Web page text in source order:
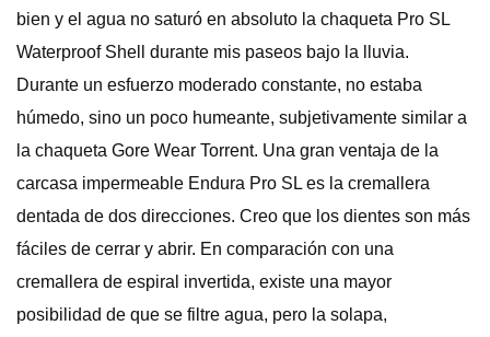
bien y el agua no saturó en absoluto la chaqueta Pro SL
Waterproof Shell durante mis paseos bajo la lluvia.
Durante un esfuerzo moderado constante, no estaba
húmedo, sino un poco humeante, subjetivamente similar a
la chaqueta Gore Wear Torrent. Una gran ventaja de la
carcasa impermeable Endura Pro SL es la cremallera
dentada de dos direcciones. Creo que los dientes son más
fáciles de cerrar y abrir. En comparación con una
cremallera de espiral invertida, existe una mayor
posibilidad de que se filtre agua, pero la solapa,